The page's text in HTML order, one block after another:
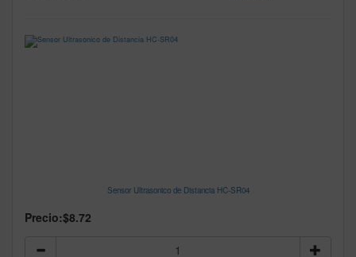
Sensor Ultrasonico de Distancia HC-SR04
Precio:$8.72